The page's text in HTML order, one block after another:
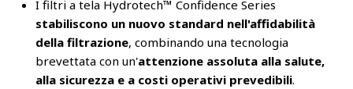
I filtri a tela Hydrotech™ Confidence Series
stabiliscono un nuovo standard nell'affidabilità
della filtrazione, combinando una tecnologia
brevettata con un'attenzione assoluta alla salute,
alla sicurezza e a costi operativi prevedibili.